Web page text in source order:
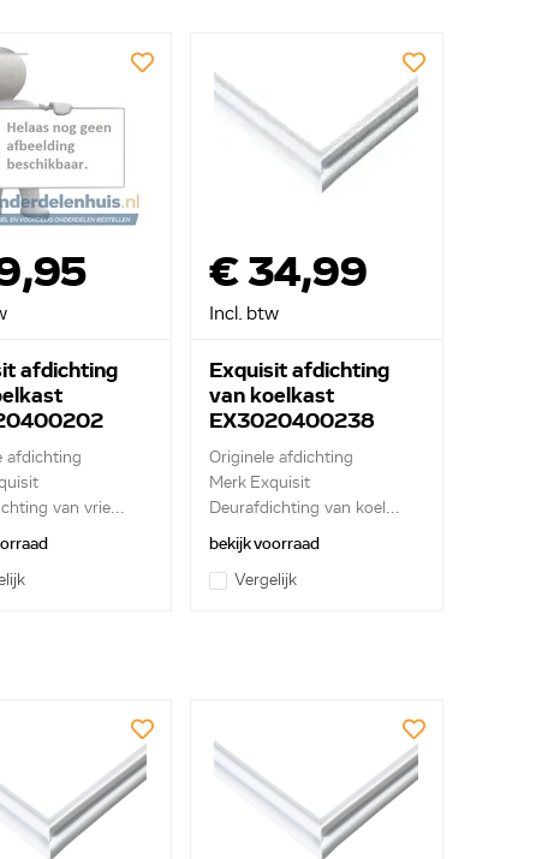
afdichting
afdichting
van vrie...
€ 34,99
Incl. btw
Exquisit afdichting
van koelkast
EX3020400238
Originele afdichting
Merk Exquisit
Deurafdichting van koel...
bekijk voorraad
Vergelijk